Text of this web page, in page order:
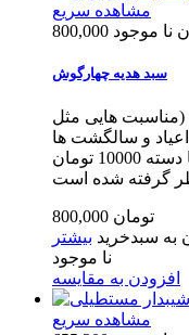
مشاهده سریع
نا موجود
سبد هدیه چهارگوش
(مناسبت هایی مثل
و سالگشت ها
و ...) ، سبد هدایای شرکتی هزینه در یا دسته 10000 تومان
800,000 تومان
به سبدخرید بیشتر
نا موجود
افزودن به مقایسه
مشاهده سریع